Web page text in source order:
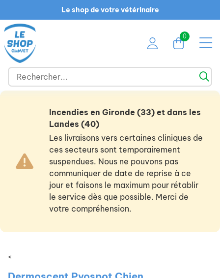
Le shop de votre vétérinaire
0
Incendies en Gironde (33) et dans les
Landes (40)
Les livraisons vers certaines cliniques de
ces secteurs sont temporairement
suspendues. Nous ne pouvons pas
communiquer de date de reprise à ce
jour et faisons le maximum pour rétablir
le service dès que possible. Merci de
votre compréhension.
<